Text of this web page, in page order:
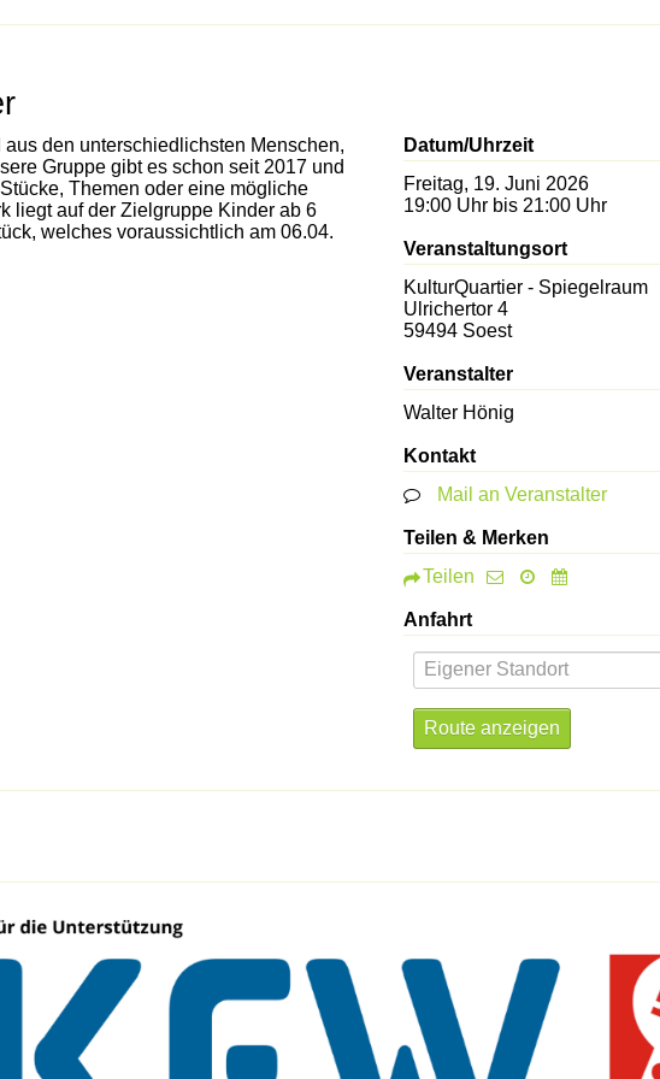
den unterschiedlichsten Menschen,
Gruppe gibt es schon seit 2017 und
Themen oder eine mögliche
liegt auf der Zielgruppe Kinder ab 6
welches voraussichtlich am 06.04.
Datum/Uhrzeit
Freitag, 19. Juni 2026
19:00 Uhr bis 21:00 Uhr
Veranstaltungsort
KulturQuartier - Spiegelraum
Ulrichertor 4
59494 Soest
Veranstalter
Walter Hönig
Kontakt
Mail an Veranstalter
Teilen & Merken
Teilen
Anfahrt